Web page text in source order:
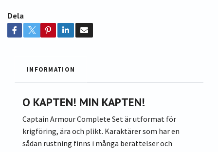
Dela
INFORMATION
O KAPTEN! MIN KAPTEN!
Captain Armour Complete Set är utformat för
krigföring, ära och plikt. Karaktärer som har en
sådan rustning finns i många berättelser och